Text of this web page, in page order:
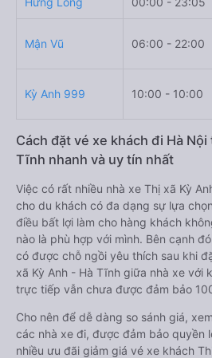
Mận Vũ 06:00 - 22:00
Kỳ Anh 999 10:00 - 10:00
Cách đặt vé xe khách đi Hà
Tĩnh nhanh và uy tín nhất
Việc có rất nhiều nhà xe Thị xã Kỳ
cho du khách có đa dạng sự lựa
điều bất lợi làm cho hàng khách
nào là phù hợp với mình. Bên cạnh
có được chỗ ngồi yêu thích sau khi
xã Kỳ Anh - Hà Tĩnh giữa nhà xe với
trực tiếp vẫn chưa được đảm bảo
Cho nên để dễ dàng so sánh giá,
các nhà xe đi, được đảm bảo quyền
nhiều ưu đãi giảm giá vé xe khách